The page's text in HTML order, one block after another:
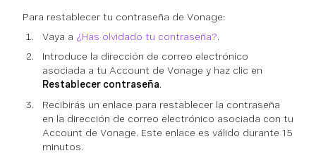
Para restablecer tu contraseña de Vonage:
Vaya a ¿Has olvidado tu contraseña?.
Introduce la dirección de correo electrónico
asociada a tu Account de Vonage y haz clic en
Restablecer contraseña.
Recibirás un enlace para restablecer la contraseña
en la dirección de correo electrónico asociada con tu
Account de Vonage. Este enlace es válido durante 15
minutos.